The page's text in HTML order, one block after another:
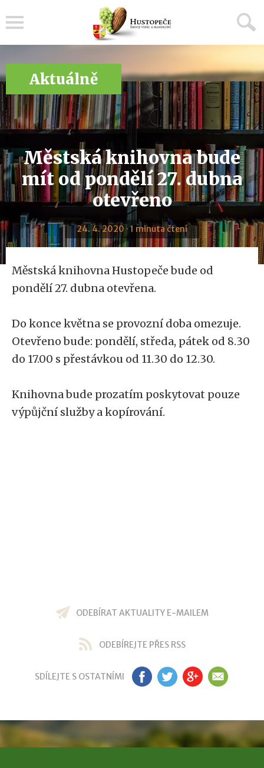
Aktuálně
Městská knihovna bude
mít od pondělí 27. dubna
otevřeno
24. 4. 2020 · 1 minuta čtení
Městská knihovna Hustopeče bude od
pondělí 27. dubna otevřena.
Do konce května se provozní doba omezuje.
Otevřeno bude: pondělí, středa, pátek od 8.30
do 17.00 s přestávkou od 11.30 do 12.30.
Knihovna bude prozatím poskytovat pouze
výpůjční služby a kopírování.
ODEBÍRAT AKTUALITY E-MAILEM
ODEBÍREJTE PŘES RSS
SDÍLEJTE S OSTATNÍMI FB TW GP EM